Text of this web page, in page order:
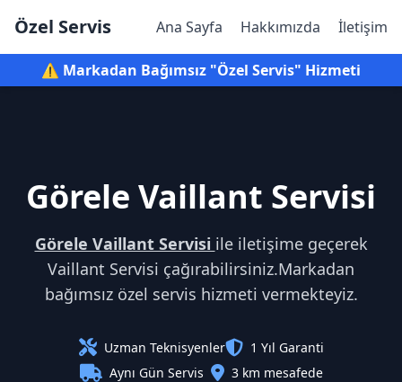
Özel Servis Ana Sayfa Hakkımızda İletişim
⚠️ Markadan Bağımsız "Özel Servis" Hizmeti
Görele Vaillant Servisi
Görele Vaillant Servisi ile iletişime geçerek
Vaillant Servisi çağırabilirsiniz.Markadan
bağımsız özel servis hizmeti vermekteyiz.
Uzman Teknisyenler
1 Yıl Garanti
Aynı Gün Servis
3 km mesafede